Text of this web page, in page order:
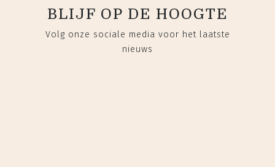
BLIJF OP DE HOOGTE
Volg onze sociale media voor het laatste
nieuws